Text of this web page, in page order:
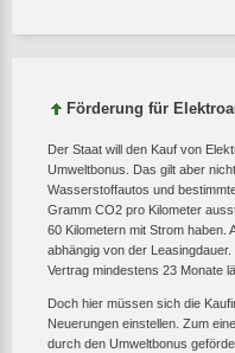
Förderung für
Der Staat will den Kauf von
Umweltbonus. Das gilt aber
Wasserstoffautos und
Gramm CO2 pro Kilometer
60 Kilometern mit Strom haben.
abhängig von der
Vertrag mindestens 23 Monate
Doch hier müssen sich die
Neuerungen einstellen. Zum
durch den Umweltbonus